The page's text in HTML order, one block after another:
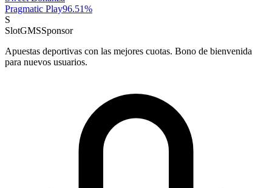
Pragmatic Play96.51%
S
SlotGMSSponsor
Apuestas deportivas con las mejores cuotas. Bono de bienvenida
para nuevos usuarios.